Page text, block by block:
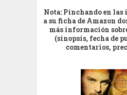
Nota: Pinchando en las
a su ficha de Amazon
más información
(sinopsis, fecha de
comentarios,